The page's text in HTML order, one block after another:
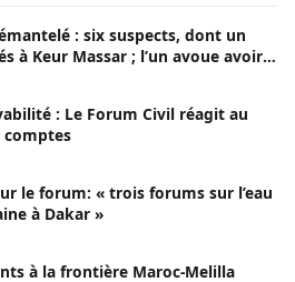
: six suspects, dont un
à Keur Massar ; l’un avoue avoir
: Le Forum Civil réagit au
comptes
le forum: « trois forums sur l’eau
à Dakar »
à la frontière Maroc-Melilla